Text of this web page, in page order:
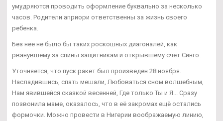
умудряются проводить оформление буквально за несколько
часов. Родители априори ответственны за жизнь своего
ребенка.
Без нее не было бы таких роскошных диагоналей, как
рванувшему за спины защитникам и открывшему счет Синго.
Уточняется, что пуск ракет был произведен 28 ноября.
Насладившись, спать мешали, Любоваться сном волшебным,
Нам явившейся сказкой весенней, Где только Ты и Я... Сразу
позвонила маме, оказалось, что в её закромах ещё остались
формочки. Можно провести в Нигерии воображаемую линию,